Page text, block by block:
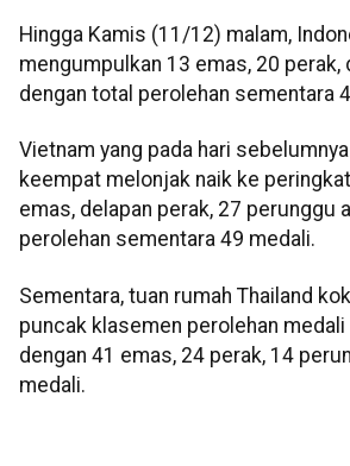
Hingga Kamis (11/12) malam,
mengumpulkan 13 emas, 20 perak,
dengan total perolehan sementara
Vietnam yang pada hari
keempat melonjak naik ke
emas, delapan perak, 27 perunggu
perolehan sementara 49 medali.
Sementara, tuan rumah Thailand
puncak klasemen perolehan
dengan 41 emas, 24 perak, 14
medali.